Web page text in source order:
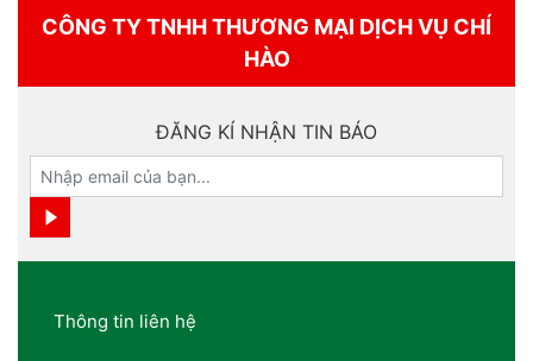
CÔNG TY TNHH THƯƠNG MẠI DỊCH VỤ CHÍ
HÀO
ĐĂNG KÍ NHẬN TIN BÁO
Thông tin liên hệ